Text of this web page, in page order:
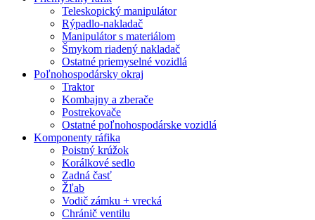
Teleskopický manipulátor
Rýpadlo-nakladač
Manipulátor s materiálom
Šmykom riadený nakladač
Ostatné priemyselné vozidlá
Poľnohospodársky okraj
Traktor
Kombajny a zberače
Postrekovače
Ostatné poľnohospodárske vozidlá
Komponenty ráfika
Poistný krúžok
Korálkové sedlo
Zadná časť
Žľab
Vodič zámku + vrecká
Chránič ventilu